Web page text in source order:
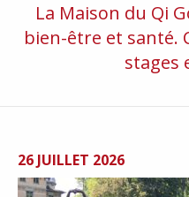
La Maison du Qi
bien-être et santé.
stages
26 JUILLET 2026